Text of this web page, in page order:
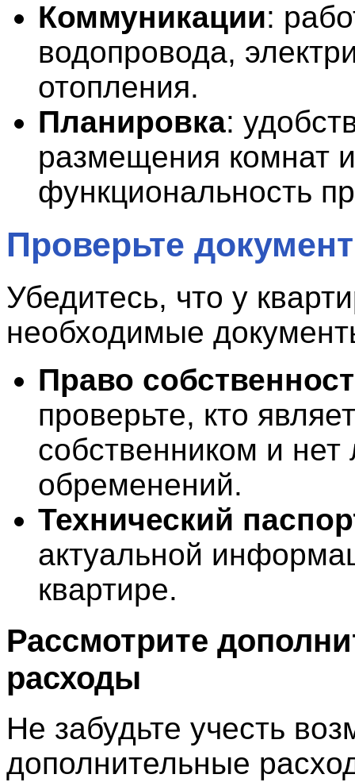
Коммуникации:
водопровода,
отопления.
Планировка:
размещения комнат и
функциональность
Проверьте
Убедитесь, что у
необходимые
Право
проверьте, кто
собственником и нет
обременений.
Технический
актуальной
квартире.
Рассмотрите
расходы
Не забудьте учесть
дополнительные